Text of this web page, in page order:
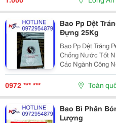
Bao Pp Dệt
Đựng 25Kg
Bao Pp Dệt Tráng
Chống Nước Tốt
Các Ngành Công
Được Sản Xuất
Polypropylene
0972 *** *** Toàn
Bao Bì Phân
Lượng